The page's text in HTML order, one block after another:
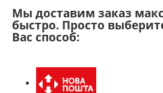
Мы доставим заказ
быстро. Просто
Вас способ: